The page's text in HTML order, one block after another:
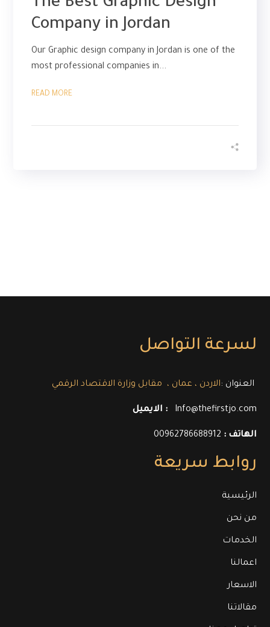
Company in Jordan
Our Graphic design company in Jordan is one of the
most professional companies in...
READ MORE
لسرعة التواصل
العنوان :
الايميل : Info@thefirstjo.com
الهاتف : 00962786688912
روابط سريعة
الرئيسية
من نحن
الخدمات
اعمالنا
الاسعار
مقالاتنا